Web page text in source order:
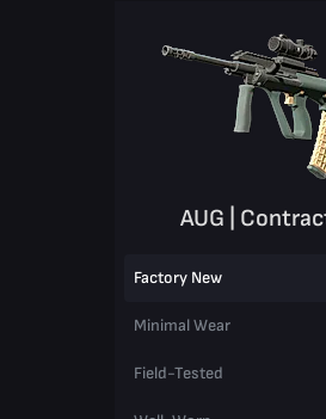
AUG |
Factory New
Minimal Wear
Field-Tested